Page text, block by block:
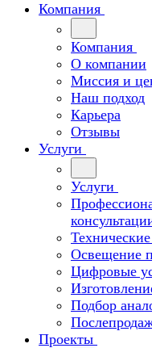
Компания
Компания
О компании
Миссия и
Наш подход
Карьера
Отзывы
Услуги
Услуги
Освещение
Цифровые
Подбор
Проекты